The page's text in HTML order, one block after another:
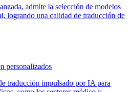
admite la selección de modelos
logrando una calidad de traducción de
personalizados
traducción impulsado por IA para